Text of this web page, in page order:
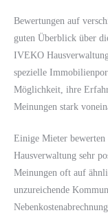
Bewertungen auf
guten Überblick über
IVEKO
spezielle
Möglichkeit, ihre
Meinungen stark
Einige Mieter
Hausverwaltung sehr
Meinungen oft auf
unzureichende